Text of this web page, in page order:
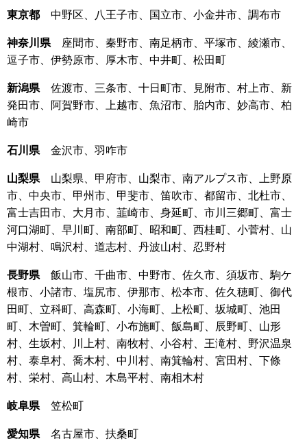
東京都 中野区、八王子市、国立市、小金井市、調布市
神奈川県 座間市、秦野市、南足柄市、平塚市、綾瀬市、
逗子市、伊勢原市、厚木市、中井町、松田町
新潟県 佐渡市、三条市、十日町市、見附市、村上市、新
発田市、阿賀野市、上越市、魚沼市、胎内市、妙高市、柏
崎市
石川県 金沢市、羽咋市
山梨県 山梨県、甲府市、山梨市、南アルプス市、上野原
市、中央市、甲州市、甲斐市、笛吹市、都留市、北杜市、
富士吉田市、大月市、韮崎市、身延町、市川三郷町、富士
河口湖町、早川町、南部町、昭和町、西桂町、小菅村、山
中湖村、鳴沢村、道志村、丹波山村、忍野村
長野県 飯山市、千曲市、中野市、佐久市、須坂市、駒ケ
根市、小諸市、塩尻市、伊那市、松本市、佐久穂町、御代
田町、立科町、高森町、小海町、上松町、坂城町、池田
町、木曽町、箕輪町、小布施町、飯島町、辰野町、山形
村、生坂村、川上村、南牧村、小谷村、王滝村、野沢温泉
村、泰阜村、喬木村、中川村、南箕輪村、宮田村、下條
村、栄村、高山村、木島平村、南相木村
岐阜県 笠松町
愛知県 名古屋市、扶桑町